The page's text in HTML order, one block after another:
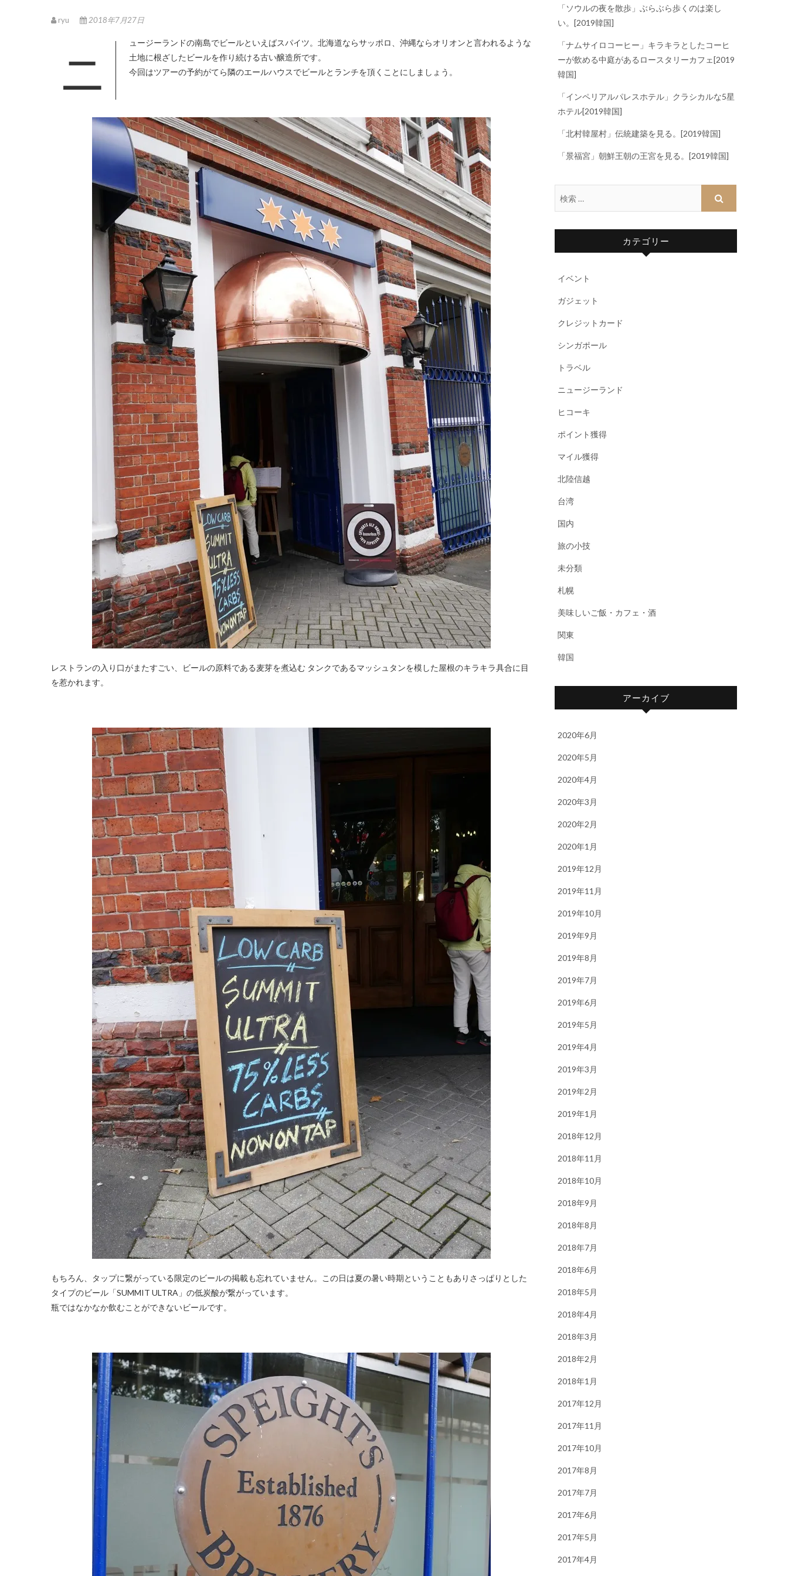
ryu 2018年7月27日
ニュージーランドの南島でビールといえばスパイツ。北海道ならサッポロ、沖縄ならオリオンと言われるような
土地に根ざしたビールを作り続ける古い醸造所です。
今回はツアーの予約がてら隣のエールハウスでビールとランチを頂くことにしましょう。
レストランの入り口がまたすごい、ビールの原料である麦芽を煮込む タンクであるマッシュタンを模した屋根のキラキラ具合に目
を惹かれます。
もちろん、タップに繋がっている限定のビールの掲載も忘れていません。この日は夏の暑い時期ということもありさっぱりとした
タイプのビール「SUMMIT ULTRA」の低炭酸が繋がっています。
瓶ではなかなか飲むことができないビールです。
「ソウルの夜を散歩」ぶらぶら歩くのは楽し
い。[2019韓国]
「ナムサイロコーヒー」キラキラとしたコーヒ
ーが飲める中庭があるロースタリーカフェ[2019
韓国]
「インペリアルパレスホテル」クラシカルな5星
ホテル[2019韓国]
「北村韓屋村」伝統建築を見る。[2019韓国]
「景福宮」朝鮮王朝の王宮を見る。[2019韓国]
カテゴリー
イベント
ガジェット
クレジットカード
シンガポール
トラベル
ニュージーランド
ヒコーキ
ポイント獲得
マイル獲得
北陸信越
台湾
国内
旅の小技
未分類
札幌
美味しいご飯・カフェ・酒
関東
韓国
アーカイブ
2020年6月
2020年5月
2020年4月
2020年3月
2020年2月
2020年1月
2019年12月
2019年11月
2019年10月
2019年9月
2019年8月
2019年7月
2019年6月
2019年5月
2019年4月
2019年3月
2019年2月
2019年1月
2018年12月
2018年11月
2018年10月
2018年9月
2018年8月
2018年7月
2018年6月
2018年5月
2018年4月
2018年3月
2018年2月
2018年1月
2017年12月
2017年11月
2017年10月
2017年8月
2017年7月
2017年6月
2017年5月
2017年4月